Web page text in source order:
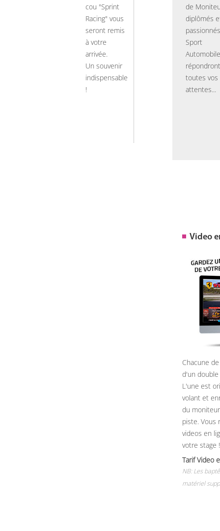
cou "Sprint
Racing" vous
seront remis
à votre
arrivée.
Un souvenir
indispensable
!
de
diplômés
Sport
Automobile
toutes vos
attentes...
Video
Chacune
d'un
L'une est
volant et
du
piste. Vous
videos en
votre stage !
Tarif Video
NB: Les
matériel